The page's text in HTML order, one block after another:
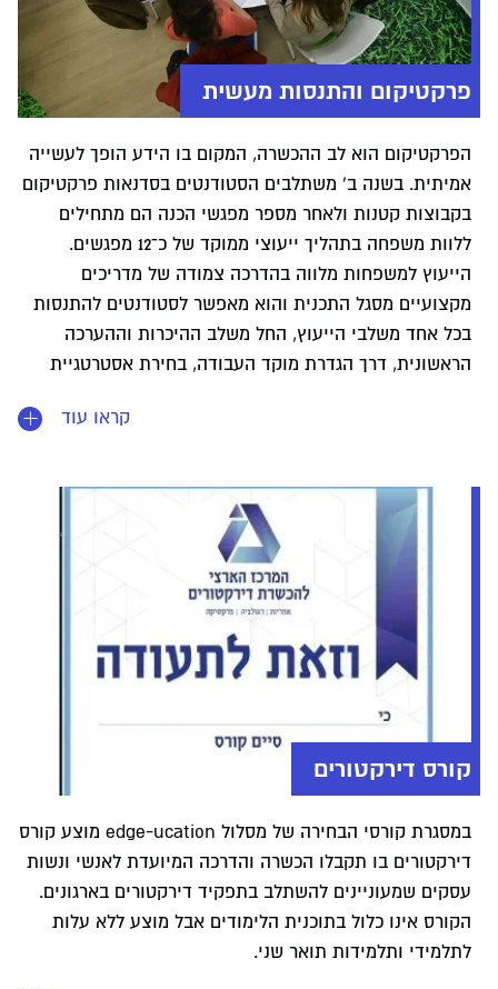
פרקטיקום והתנסות מעשית
הפרקטיקום הוא לב ההכשרה, המקום בו הידע הופך לעשייה
אמיתית. בשנה ב' משתלבים הסטודנטים בסדנאות פרקטיקום
בקבוצות קטנות ולאחר מספר מפגשי הכנה הם מתחילים
ללוות משפחה בתהליך ייעוצי ממוקד של כ־12 מפגשים.
הייעוץ למשפחות מלווה בהדרכה צמודה של מדריכים
מקצועיים מסגל התכנית והוא מאפשר לסטודנטים להתנסות
בכל אחד משלבי הייעוץ, החל משלב ההיכרות וההערכה
הראשונית, דרך הגדרת מוקד העבודה, בחירת אסטרטגיית
אל הפרקטיקום מגיעות משפחות באמצעות שיתופי הפעולה
"הורות משמעותית", "מכללת הורים" ועוד. בזכות הפרקטיקום
נחשפים הסטודנטים למגוון ארגונים שמעניקים ייעוץ משפחתי
ולקשת רחבה של סוגיות ייעוציות. זו הזדמנות לצבור ניסיון
אמיתי ולצאת לשדה עם ביטחון מקצועי, כבר מהיום הראשון.
קראו עוד
קורס דירקטורים
במסגרת קורסי הבחירה של מסלול edge-ucation מוצע קורס
דירקטורים בו תקבלו הכשרה והדרכה המיועדת לאנשי ונשות
עסקים שמעוניינים להשתלב בתפקיד דירקטורים בארגונים.
הקורס אינו כלול בתוכנית הלימודים אבל מוצע ללא עלות
לתלמידי ותלמידות תואר שני.